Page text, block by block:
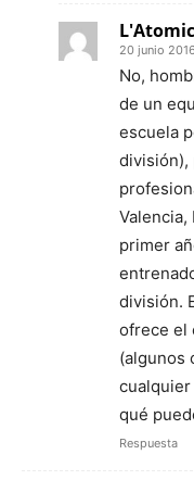
20 junio
No,
de un
escuela
división),
primer
división.
ofrece el
(algunos
cualquier
qué
Respuesta